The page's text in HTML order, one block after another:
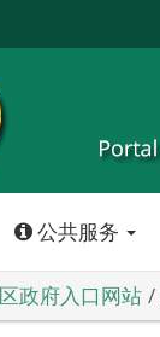
公共服务
政府入口网站